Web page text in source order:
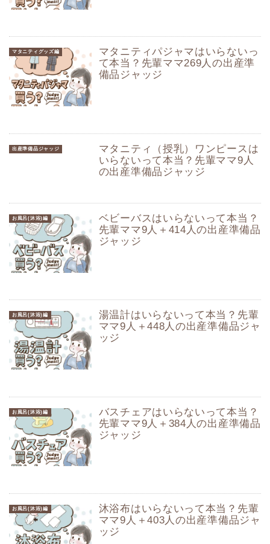
マタニティグッズ編
マタニティパジャマはいらないっ
て本当？先輩ママ269人の出産準
備品ジャッジ
出産準備品ジャッジ
マタニティ（授乳）ワンピースは
いらないって本当？先輩ママ9人
の出産準備品ジャッジ
お風呂(沐浴)編
ベビーバスはいらないって本当？
先輩ママ9人＋414人の出産準備品
ジャッジ
お風呂(沐浴)編
湯温計はいらないって本当？先輩
ママ9人＋448人の出産準備品ジャ
ッジ
お風呂(沐浴)編
バスチェアはいらないって本当？
先輩ママ9人＋384人の出産準備品
ジャッジ
お風呂(沐浴)編
沐浴布はいらないって本当？先輩
ママ9人＋403人の出産準備品ジャ
ッジ